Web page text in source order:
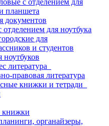
с отделением для
планшета
документов
для ноутбука
для
и студентов
ноутбуков
литература
правовая литература
книжки и тетради
книжки
органайзеры,